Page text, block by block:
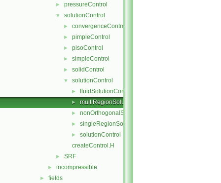
► pressureControl
▼ solutionControl
► convergenceControl
► pimpleControl
► pisoControl
► simpleControl
► solidControl
▼ solutionControl
► fluidSolutionControl
► multiRegionSolutionControl
► nonOrthogonalSolutionControl
► singleRegionSolutionControl
►
solutionControl
createControl.H
► SRF
► incompressible
► fields